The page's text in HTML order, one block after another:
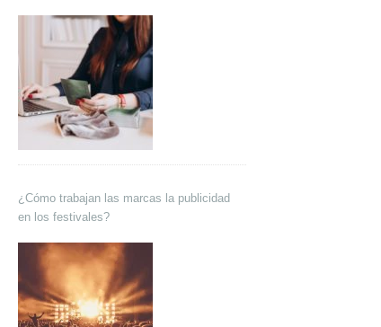
¿Cómo trabajan las marcas la publicidad
en los festivales?